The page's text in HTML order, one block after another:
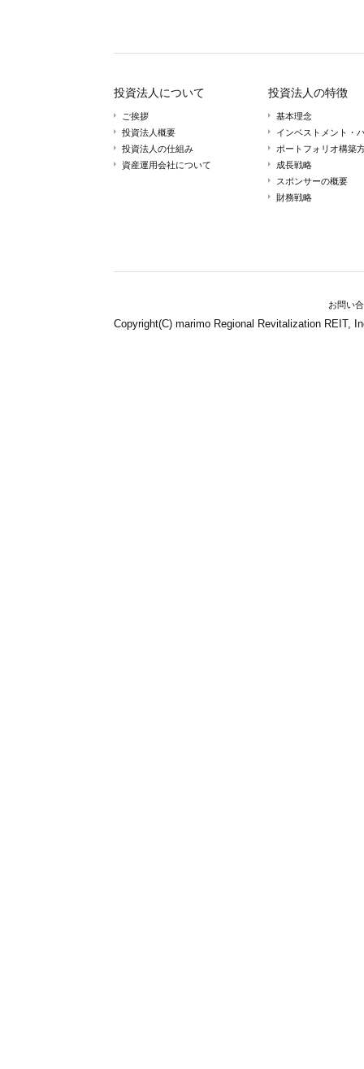
投資法人について
ご挨拶
投資法人概要
投資法人の仕組み
資産運用会社について
投資法人の特徴
基本理念
インベストメント・
ポートフォリオ構築
成長戦略
スポンサーの概要
財務戦略
お問い
Copyright(C) marimo Regional Revitalization REIT,